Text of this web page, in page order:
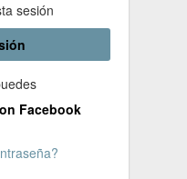
sesión
Facebook